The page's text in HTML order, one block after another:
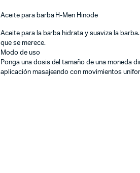
Aceite para barba H-Men Hinode
Aceite para la barba hidrata y suaviza la
que se merece.
Modo de uso
Ponga una dosis del tamaño de una moneda
aplicación masajeando con movimientos